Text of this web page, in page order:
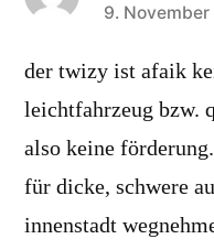
says:
9.
der twizy ist afaik
leichtfahrzeug bzw.
also keine
für dicke, schwere
innenstadt